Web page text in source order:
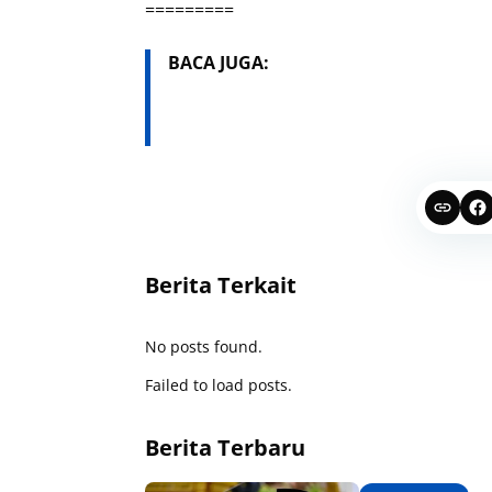
=========
BACA JUGA:
Berita Terkait
No posts found.
Failed to load posts.
Berita Terbaru